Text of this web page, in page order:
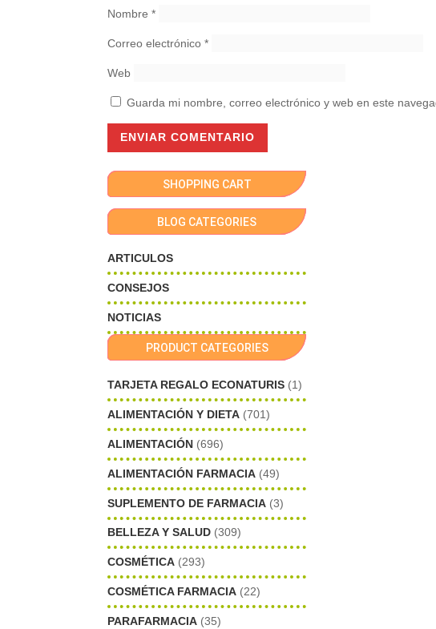
Nombre*
Correo electrónico*
Web
Guarda mi nombre, correo electrónico y web en este
SHOPPING CART
BLOG CATEGORIES
ARTICULOS
CONSEJOS
NOTICIAS
PRODUCT CATEGORIES
TARJETA REGALO ECONATURIS (1)
ALIMENTACIÓN Y DIETA (701)
ALIMENTACIÓN (696)
ALIMENTACIÓN FARMACIA (49)
SUPLEMENTO DE FARMACIA (3)
BELLEZA Y SALUD (309)
COSMÉTICA (293)
COSMÉTICA FARMACIA (22)
PARAFARMACIA (35)